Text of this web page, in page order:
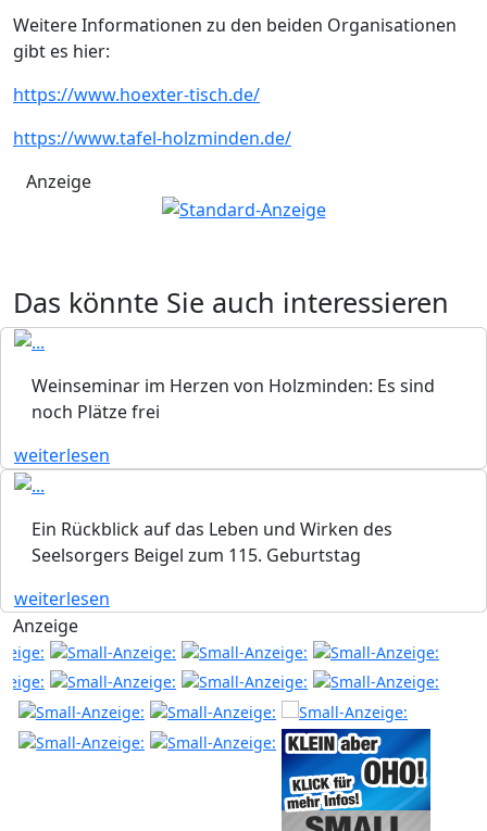
Weitere Informationen zu den beiden Organisationen
gibt es hier:
https://www.hoexter-tisch.de/
https://www.tafel-holzminden.de/
Anzeige
Das könnte Sie auch interessieren
Weinseminar im Herzen von Holzminden: Es sind
noch Plätze frei
weiterlesen
Ein Rückblick auf das Leben und Wirken des
Seelsorgers Beigel zum 115. Geburtstag
weiterlesen
Anzeige